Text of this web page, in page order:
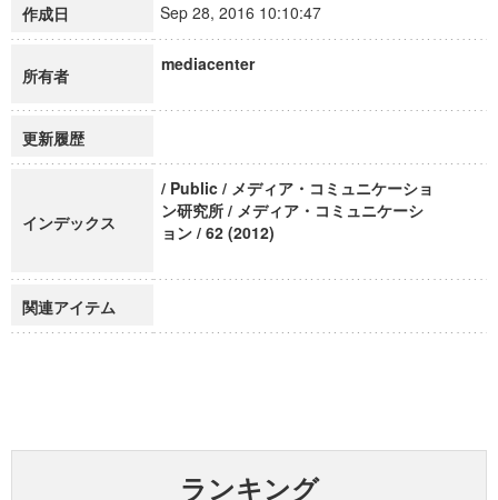
作成日 Sep 28, 2016 10:10:47
所有者
mediacenter
更新履歴
インデックス
/ Public / メディア・コミュニケーショ
ン研究所 / メディア・コミュニケーシ
ョン / 62 (2012)
関連アイテム
ランキング